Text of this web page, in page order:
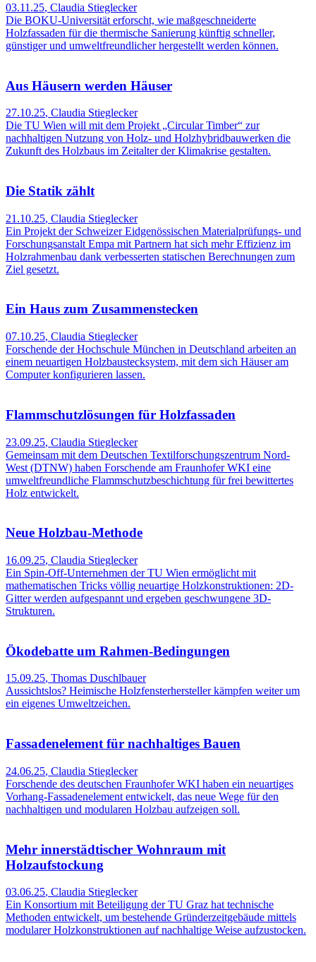
03.11.25, Claudia Stieglecker
Die BOKU-Universität erforscht, wie maßgeschneiderte
Holzfassaden für die thermische Sanierung künftig schneller,
günstiger und umweltfreundlicher hergestellt werden können.
Aus Häusern werden Häuser
27.10.25, Claudia Stieglecker
Die TU Wien will mit dem Projekt „Circular Timber“ zur
nachhaltigen Nutzung von Holz- und Holzhybridbauwerken die
Zukunft des Holzbaus im Zeitalter der Klimakrise gestalten.
Die Statik zählt
21.10.25, Claudia Stieglecker
Ein Projekt der Schweizer Eidgenössischen Materialprüfungs- und
Forschungsanstalt Empa mit Partnern hat sich mehr Effizienz im
Holzrahmenbau dank verbesserten statischen Berechnungen zum
Ziel gesetzt.
Ein Haus zum Zusammenstecken
07.10.25, Claudia Stieglecker
Forschende der Hochschule München in Deutschland arbeiten an
einem neuartigen Holzbaustecksystem, mit dem sich Häuser am
Computer konfigurieren lassen.
Flammschutzlösungen für Holzfassaden
23.09.25, Claudia Stieglecker
Gemeinsam mit dem Deutschen Textilforschungszentrum Nord-
West (DTNW) haben Forschende am Fraunhofer WKI eine
umweltfreundliche Flammschutzbeschichtung für frei bewittertes
Holz entwickelt.
Neue Holzbau-Methode
16.09.25, Claudia Stieglecker
Ein Spin-Off-Unternehmen der TU Wien ermöglicht mit
mathematischen Tricks völlig neuartige Holzkonstruktionen: 2D-
Gitter werden aufgespannt und ergeben geschwungene 3D-
Strukturen.
Ökodebatte um Rahmen-Bedingungen
15.09.25, Thomas Duschlbauer
Aussichtslos? Heimische Holzfensterhersteller kämpfen weiter um
ein eigenes Umweltzeichen.
Fassadenelement für nachhaltiges Bauen
24.06.25, Claudia Stieglecker
Forschende des deutschen Fraunhofer WKI haben ein neuartiges
Vorhang-Fassadenelement entwickelt, das neue Wege für den
nachhaltigen und modularen Holzbau aufzeigen soll.
Mehr innerstädtischer Wohnraum mit
Holzaufstockung
03.06.25, Claudia Stieglecker
Ein Konsortium mit Beteiligung der TU Graz hat technische
Methoden entwickelt, um bestehende Gründerzeitgebäude mittels
modularer Holzkonstruktionen auf nachhaltige Weise aufzustocken.